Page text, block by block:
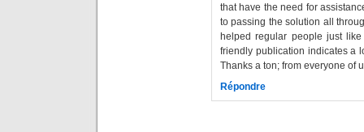
that have the need for
to passing the solution all
helped regular people just
friendly publication indicates a
Thanks a ton; from everyone of
Répondre